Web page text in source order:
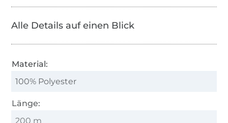
Alle Details auf einen Blick
Material:
100% Polyester
Länge:
200 m